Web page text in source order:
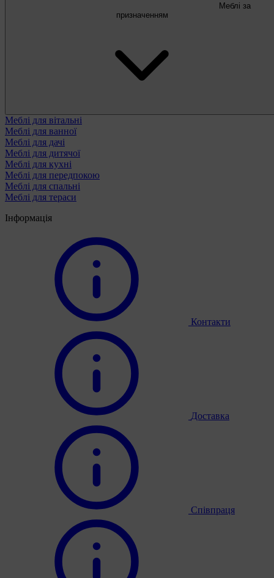
Меблі за
призначенням
Меблі для вітальні
Меблі для ванної
Меблі для дачі
Меблі для дитячої
Меблі для кухні
Меблі для передпокою
Меблі для спальні
Меблі для тераси
Інформація
Контакти
Доставка
Співпраця